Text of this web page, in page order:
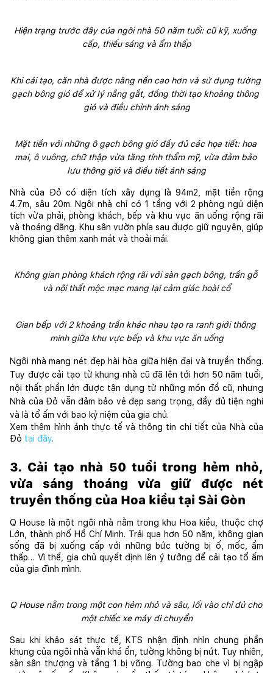
Hiện trạng trước đây của ngôi nhà 50 năm tuổi: cũ kỹ, xuống
cấp, thiếu sáng và ẩm thấp
Khi cải tạo, căn nhà được nâng nền cao hơn và sử dụng tường
gạch bông gió để xử lý nắng gắt, đồng thời tạo khoảng thông
gió và điều chỉnh ánh sáng
Mặt tiền với những ô gạch bông gió đầy đủ các họa tiết: hoa
mai, ô vuông, chữ thập vừa tăng tính thẩm mỹ, vừa đảm bảo
lưu thông gió và điều tiết ánh sáng
Nhà của Đỏ có diện tích xây dựng là 94m2, mặt tiền rộng
4.7m, sâu 20m. Ngôi nhà chỉ có 1 tầng với 2 phòng ngủ diện
tích vừa phải, phòng khách, bếp và khu vực ăn uống rộng rãi
và thoáng đãng. Khu sân vườn phía sau được giữ nguyên, giúp
không gian thêm xanh mát và thoải mái.
Không gian phòng khách rộng rãi với sàn gạch bông, trần gỗ
và nội thất mộc mạc mang lại cảm giác hoài cổ
Gian bếp với 2 khoảng trần khác nhau tạo ra ranh giới thông
minh giữa khu vực bếp và khu vực ăn uống
Ngôi nhà mang nét đẹp hài hòa giữa hiện đại và truyền thống.
Tuy được cải tạo từ khung nhà cũ đã lên tới hơn 50 năm tuổi,
nội thất phần lớn được tận dụng từ những món đồ cũ, nhưng
Nhà của Đỏ vẫn đảm bảo vẻ đẹp sang trọng, đầy đủ tiện nghi
và là tổ ấm với bao kỷ niệm của gia chủ.
Xem thêm hình ảnh thực tế và thông tin chi tiết của Nhà của
Đỏ tại đây.
3. Cải tạo nhà 50 tuổi trong hẻm nhỏ,
vừa sáng thoáng vừa giữ được nét
truyền thống của Hoa kiều tại Sài Gòn
Q House là một ngôi nhà nằm trong khu Hoa kiều, thuộc chợ
Lớn, thành phố Hồ Chí Minh. Trải qua hơn 50 năm, không gian
sống đã bị xuống cấp với những bức tường bị ố, mốc, ẩm
thấp… Vì thế, gia chủ quyết định lên ý tưởng để cải tạo tổ ấm
của gia đình mình.
Q House nằm trong một con hẻm nhỏ và sâu, lối vào chỉ đủ cho
một chiếc xe máy di chuyển
Sau khi khảo sát thực tế, KTS nhận định nhìn chung phần
khung của ngôi nhà vẫn khá ổn, tường không bị nứt. Tuy nhiên,
sàn sân thượng và tầng 1 bị võng. Tường bao che vì bị ngập